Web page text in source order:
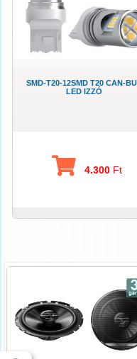
SMD-T20-12SMD T20 CAN-
LED IZZÓ
4.300 Ft